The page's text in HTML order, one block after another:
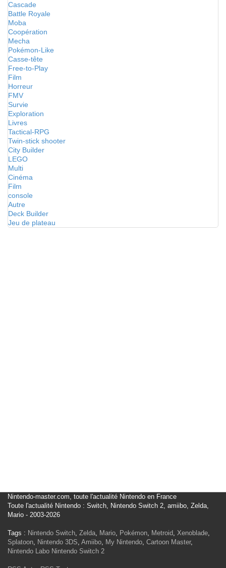
Cascade
Battle Royale
Moba
Coopération
Mecha
Pokémon-Like
Casse-tête
Free-to-Play
Film
Horreur
FMV
Survie
Exploration
Livres
Tactical-RPG
Twin-stick shooter
City Builder
LEGO
Multi
Cinéma
Film
console
Autre
Deck Builder
Jeu de plateau
Nintendo-master.com, toute l'actualité Nintendo en France
Toute l'actualité Nintendo : Switch, Nintendo Switch 2, amiibo, Zelda,
Mario - 2003-2026
Tags : Nintendo Switch, Zelda, Mario, Pokémon, Metroid, Xenoblade,
Splatoon, Nintendo 3DS, Amiibo, My Nintendo, Cartoon Master,
Nintendo Labo Nintendo Switch 2